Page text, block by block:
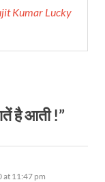
Kumar Lucky
है आती !”
at 11:47 pm